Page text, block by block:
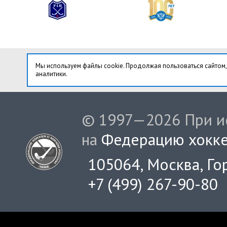
Мы используем файлы cookie. Продолжая пользоваться
аналитики.
© 1997—2026 При
на Федерацию
105064, Москва,
+7 (499) 267-90-80